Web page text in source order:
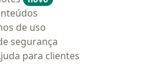
de uso
segurança
para clientes